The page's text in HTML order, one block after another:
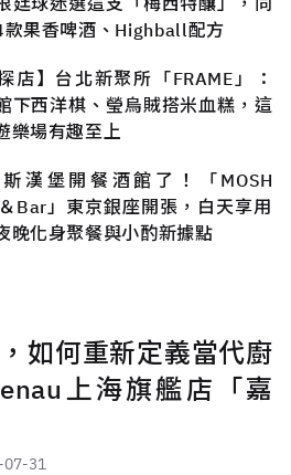
款果香啤酒、Highball配方
店】台北新聚所「FRAME」：
下西洋棋、瑩烏賊搭米血糕，這
樂場有趣至上
漢堡開餐酒館了！「MOSH
Bar」東京銀座開張，白天享用
晚化身聚餐與小酌新據點
如何重新定義當代廚
上海旗艦店「嘉
07-31